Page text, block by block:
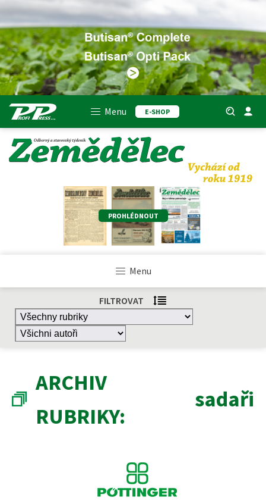
Menu E-SHOP
PROHLÉDNOUT
Menu
FILTROVAT
ARCHIV
RUBRIKY:
sadaři